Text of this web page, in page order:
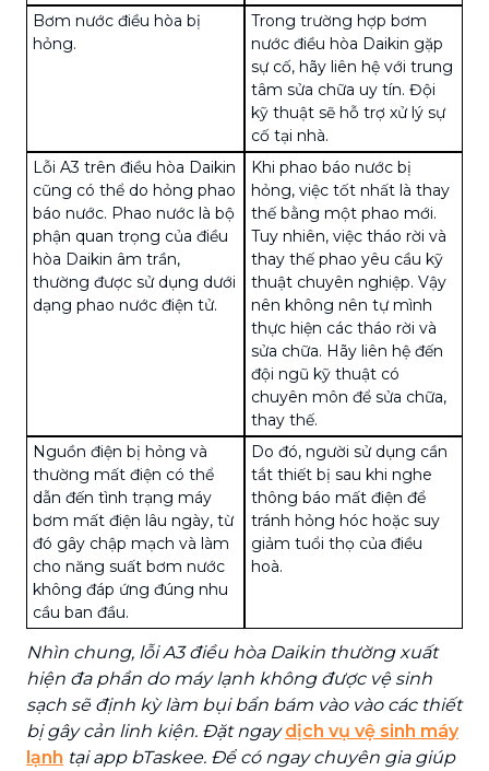
Bơm nước điều hòa bị
hỏng.
Trong trường hợp bơm
nước điều hòa Daikin gặp
sự cố, hãy liên hệ với trung
tâm sửa chữa uy tín. Đội
kỹ thuật sẽ hỗ trợ xử lý sự
cố tại nhà.
Lỗi A3 trên điều hòa Daikin
cũng có thể do hỏng phao
báo nước. Phao nước là bộ
phận quan trọng của điều
hòa Daikin âm trần,
thường được sử dụng dưới
dạng phao nước điện tử.
Khi phao báo nước bị
hỏng, việc tốt nhất là thay
thế bằng một phao mới.
Tuy nhiên, việc tháo rời và
thay thế phao yêu cầu kỹ
thuật chuyên nghiệp. Vậy
nên không nên tự mình
thực hiện các tháo rời và
sửa chữa. Hãy liên hệ đến
đội ngũ kỹ thuật có
chuyên môn để sửa chữa,
thay thế.
Nguồn điện bị hỏng và
thường mất điện có thể
dẫn đến tình trạng máy
bơm mất điện lâu ngày, từ
đó gây chập mạch và làm
cho năng suất bơm nước
không đáp ứng đúng nhu
cầu ban đầu.
Do đó, người sử dụng cần
tắt thiết bị sau khi nghe
thông báo mất điện để
tránh hỏng hóc hoặc suy
giảm tuổi thọ của điều
hoà.
Nhìn chung, lỗi A3 điều hòa Daikin thường xuất
hiện đa phần do máy lạnh không được vệ sinh
sạch sẽ định kỳ làm bụi bẩn bám vào vào các thiết
bị gây cản linh kiện. Đặt ngaydịch vụ vệ sinh máy
lạnh tại app bTaskee. Để có ngay chuyên gia giúp